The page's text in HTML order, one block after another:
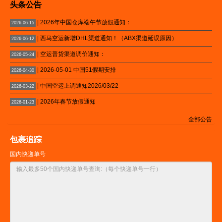
头条公告
2026-06-15 | 2026年中国仓库端午节放假通知：
2026-06-12 | 西马空运新增DHL渠道通知！（ABX渠道延误原因）
2026-05-24 | 空运普货渠道调价通知：
2026-04-30 | 2026-05-01 中国51假期安排
2026-03-22 | 中国空运上调通知2026/03/22
2026-01-23 | 2026年春节放假通知
全部公告
包裹追踪
国内快递单号